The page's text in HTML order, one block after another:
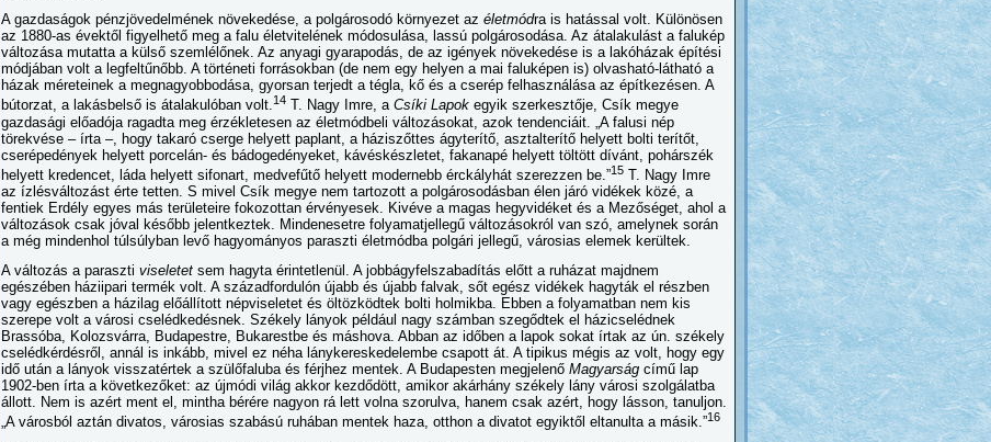
A gazdaságok pénzjövedelmének növekedése, a polgárosodó környezet az életmódra is hatással volt. Különösen
az 1880-as évektől figyelhető meg a falu életvitelének módosulása, lassú polgárosodása. Az átalakulást a falukép
változása mutatta a külső szemlélőnek. Az anyagi gyarapodás, de az igények növekedése is a lakóházak építési
módjában volt a legfeltűnőbb. A történeti forrásokban (de nem egy helyen a mai faluképen is) olvasható-látható a
házak méreteinek a megnagyobbodása, gyorsan terjedt a tégla, kő és a cserép felhasználása az építkezésen. A
bútorzat, a lakásbelső is átalakulóban volt.14 T. Nagy Imre, a Csíki Lapok egyik szerkesztője, Csík megye
gazdasági előadója ragadta meg érzékletesen az életmódbeli változásokat, azok tendenciáit. „A falusi nép
törekvése – írta –, hogy takaró cserge helyett paplant, a háziszőttes ágyterítő, asztalterítő helyett bolti terítőt,
cserépedények helyett porcelán- és bádogedényeket, kávéskészletet, fakanapé helyett töltött dívánt, pohárszék
helyett kredencet, láda helyett sifonart, medvefűtő helyett modernebb érckályhát szerezzen be.”15 T. Nagy Imre
az ízlésváltozást érte tetten. S mivel Csík megye nem tartozott a polgárosodásban élen járó vidékek közé, a
fentiek Erdély egyes más területeire fokozottan érvényesek. Kivéve a magas hegyvidéket és a Mezőséget, ahol a
változások csak jóval később jelentkeztek. Mindenesetre folyamatjellegű változásokról van szó, amelynek során
a még mindenhol túlsúlyban levő hagyományos paraszti életmódba polgári jellegű, városias elemek kerültek.
A változás a paraszti viseletet sem hagyta érintetlenül. A jobbágyfelszabadítás előtt a ruházat majdnem
egészében háziipari termék volt. A századfordulón újabb és újabb falvak, sőt egész vidékek hagyták el részben
vagy egészben a házilag előállított népviseletet és öltözködtek bolti holmikba. Ebben a folyamatban nem kis
szerepe volt a városi cselédkedésnek. Székely lányok például nagy számban szegődtek el házicselédnek
Brassóba, Kolozsvárra, Budapestre, Bukarestbe és máshova. Abban az időben a lapok sokat írtak az ún. székely
cselédkérdésről, annál is inkább, mivel ez néha lánykereskedelembe csapott át. A tipikus mégis az volt, hogy egy
idő után a lányok visszatértek a szülőfaluba és férjhez mentek. A Budapesten megjelenő Magyarság című lap
1902-ben írta a következőket: az újmódi világ akkor kezdődött, amikor akárhány székely lány városi szolgálatba
állott. Nem is azért ment el, mintha bérére nagyon rá lett volna szorulva, hanem csak azért, hogy lásson, tanuljon.
„A városból aztán divatos, városias szabású ruhában mentek haza, otthon a divatot egyiktől eltanulta a másik.”16